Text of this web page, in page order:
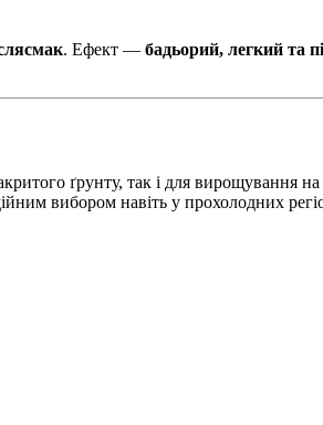
. Ефект — бадьорий, легкий та
ґрунту, так і для вирощування
вибором навіть у прохолодних